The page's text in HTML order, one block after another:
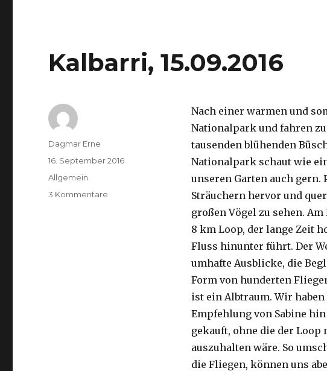
Kalbarri, 15.09.2016
Nach einer warmen und
Nationalpark und fahren
tausenden blühenden
Nationalpark schaut wie
unseren Garten auch
Sträuchern hervor und
großen Vögel zu sehen.
8 km Loop, der lange Zeit
Fluss hinunter führt. Der
umhafte Ausblicke, die
Form von hunderten
ist ein Albtraum. Wir haben
Empfehlung von Sabine
gekauft, ohne die der Loop
auszuhalten wäre. So
die Fliegen, können uns
Autor
Dagmar Erne
Veröffentlicht
am
16. September 2016
Kategorien
Allgemein
3 Kommentare